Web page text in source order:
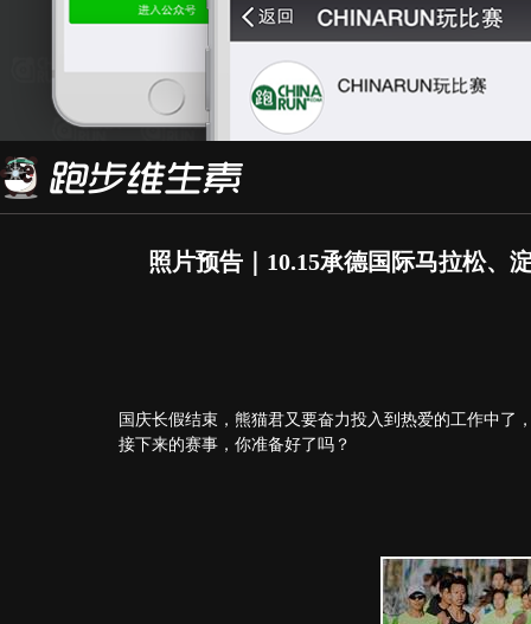
照片预告｜10.15承德国际马拉松、
国庆长假结束，熊猫君又要奋力投入到热爱的工作中了
接下来的赛事，你准备好了吗？